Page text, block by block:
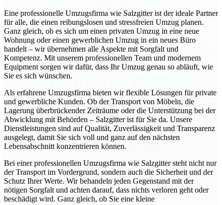
Eine professionelle Umzugsfirma wie Salzgitter ist der ideale Partner
für alle, die einen reibungslosen und stressfreien Umzug planen.
Ganz gleich, ob es sich um einen privaten Umzug in eine neue
Wohnung oder einen gewerblichen Umzug in ein neues Büro
handelt – wir übernehmen alle Aspekte mit Sorgfalt und
Kompetenz. Mit unserem professionellen Team und modernem
Equipment sorgen wir dafür, dass Ihr Umzug genau so abläuft, wie
Sie es sich wünschen.
Als erfahrene Umzugsfirma bieten wir flexible Lösungen für private
und gewerbliche Kunden. Ob der Transport von Möbeln, die
Lagerung überbrückender Zeiträume oder die Unterstützung bei der
Abwicklung mit Behörden – Salzgitter ist für Sie da. Unsere
Dienstleistungen sind auf Qualität, Zuverlässigkeit und Transparenz
ausgelegt, damit Sie sich voll und ganz auf den nächsten
Lebensabschnitt konzentrieren können.
Bei einer professionellen Umzugsfirma wie Salzgitter steht nicht nur
der Transport im Vordergrund, sondern auch die Sicherheit und der
Schutz Ihrer Werte. Wir behandeln jeden Gegenstand mit der
nötigen Sorgfalt und achten darauf, dass nichts verloren geht oder
beschädigt wird. Ganz gleich, ob Sie eine kleine